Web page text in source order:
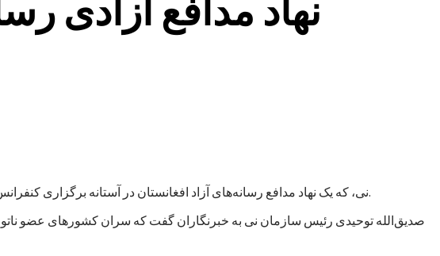
نهاد مدافع آزادی
نی، که یک نهاد مدافع رسانه‌های آزاد افغانستان در آستانه برگزاری کنفرانس ورشو خواسته است تا کمک‌های ناتو به حکومت افغانستان به حمایت از آزادی بیان و دسترسی آزاد به اطلاعات مشروط شود.
صدیق‌الله توحیدی رئیس سازمان نی به خبرنگاران گفت که سران کشورهای عضو